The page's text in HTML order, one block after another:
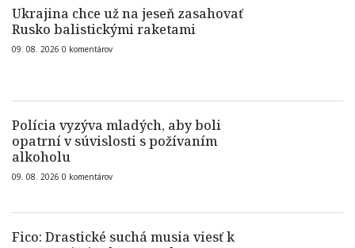
Ukrajina chce už na jeseň zasahovať
Rusko balistickými raketami
09. 08. 2026 0 komentárov
Polícia vyzýva mladých, aby boli
opatrní v súvislosti s požívaním
alkoholu
09. 08. 2026 0 komentárov
Fico: Drastické suchá musia viesť k